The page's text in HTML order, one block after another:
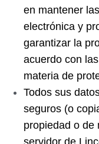
en mantener
electrónica y
garantizar la
acuerdo con
materia de
Todos sus
seguros (o
propiedad o de
servidor de